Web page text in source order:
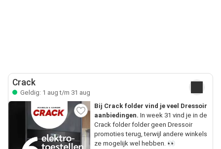
Crack
Geldig: 1 aug t/m 31 aug
Bij Crack folder vind je veel Dressoir
aanbiedingen. In week 31 vind je in de
Crack folder folder geen Dressoir
promoties terug, terwijl andere winkels
ze mogelijk wel hebben. 👀